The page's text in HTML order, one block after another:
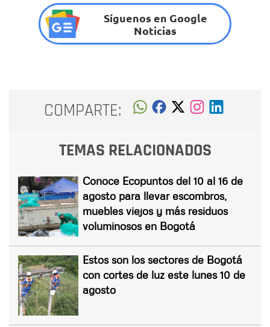
Síguenos en Google
Noticias
COMPARTE:
TEMAS RELACIONADOS
Conoce Ecopuntos del 10 al 16 de
agosto para llevar escombros,
muebles viejos y más residuos
voluminosos en Bogotá
Estos son los sectores de Bogotá
con cortes de luz este lunes 10 de
agosto